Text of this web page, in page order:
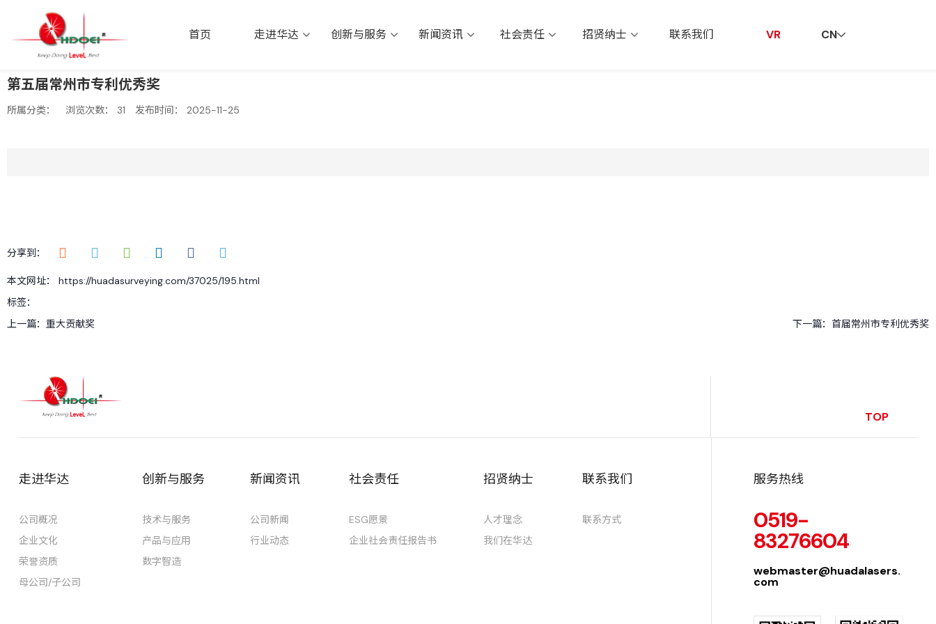
首页
走进华达 创新与服务 新闻资讯 社会责任 招贤纳士 联系我们 VR CN
第五届常州市专利优秀奖
所属分类： 浏览次数： 31 发布时间： 2025-11-25
分享到：
本文网址： https://huadasurveying.com/37025/195.html
标签：
上一篇： 重大贡献奖 下一篇： 首届常州市专利优秀奖
TOP
走进华达
公司概况
企业文化
荣誉资质
母公司/子公司
创新与服务
技术与服务
产品与应用
数字智造
新闻资讯
公司新闻
行业动态
社会责任
ESG愿景
企业社会责任报告书
招贤纳士
人才理念
我们在华达
联系我们
联系方式
服务热线
0519-
83276604
webmaster@huadalasers.
com